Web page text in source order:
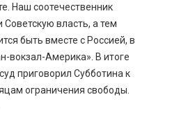
Наш соотечественник
власть, а тем
быть вместе с Россией, в
вокзал-Америка». В итоге
приговорил Субботина к
ограничения свободы.